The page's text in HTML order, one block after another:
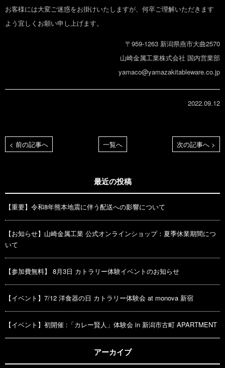
お客様には大変ご迷惑をお掛けいたしますが、何卒ご理解いただきます
よう宜しくお願い申し上げます。
〒959-1263 新潟県燕市大曲2570
山崎金属工業株式会社 国内営業部
yamaco@yamazakitableware.co.jp
2022.09.12
一覧へ
< 前の記事へ 次の記事へ >
最近の投稿
【重要】令和8年熊本地震に伴う配送への影響について
【お知らせ】山崎金属工業 公式オンラインショップ：夏季休業期間につ
いて
【参加費無料】 8月3日 カトラリー体験イベントのお知らせ
【イベント】7/12 洋食器の日 カトラリー体験会 at monova 新宿
【イベント】初開催 :「カレー賢人」体験会 in 新潟市古町 APARTMENT
アーカイブ